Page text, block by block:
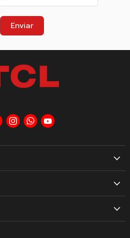
Enviar
Encuéntrenos
en
Encuéntrenos
en
Encuéntrenos
en
Encuéntrenos
en